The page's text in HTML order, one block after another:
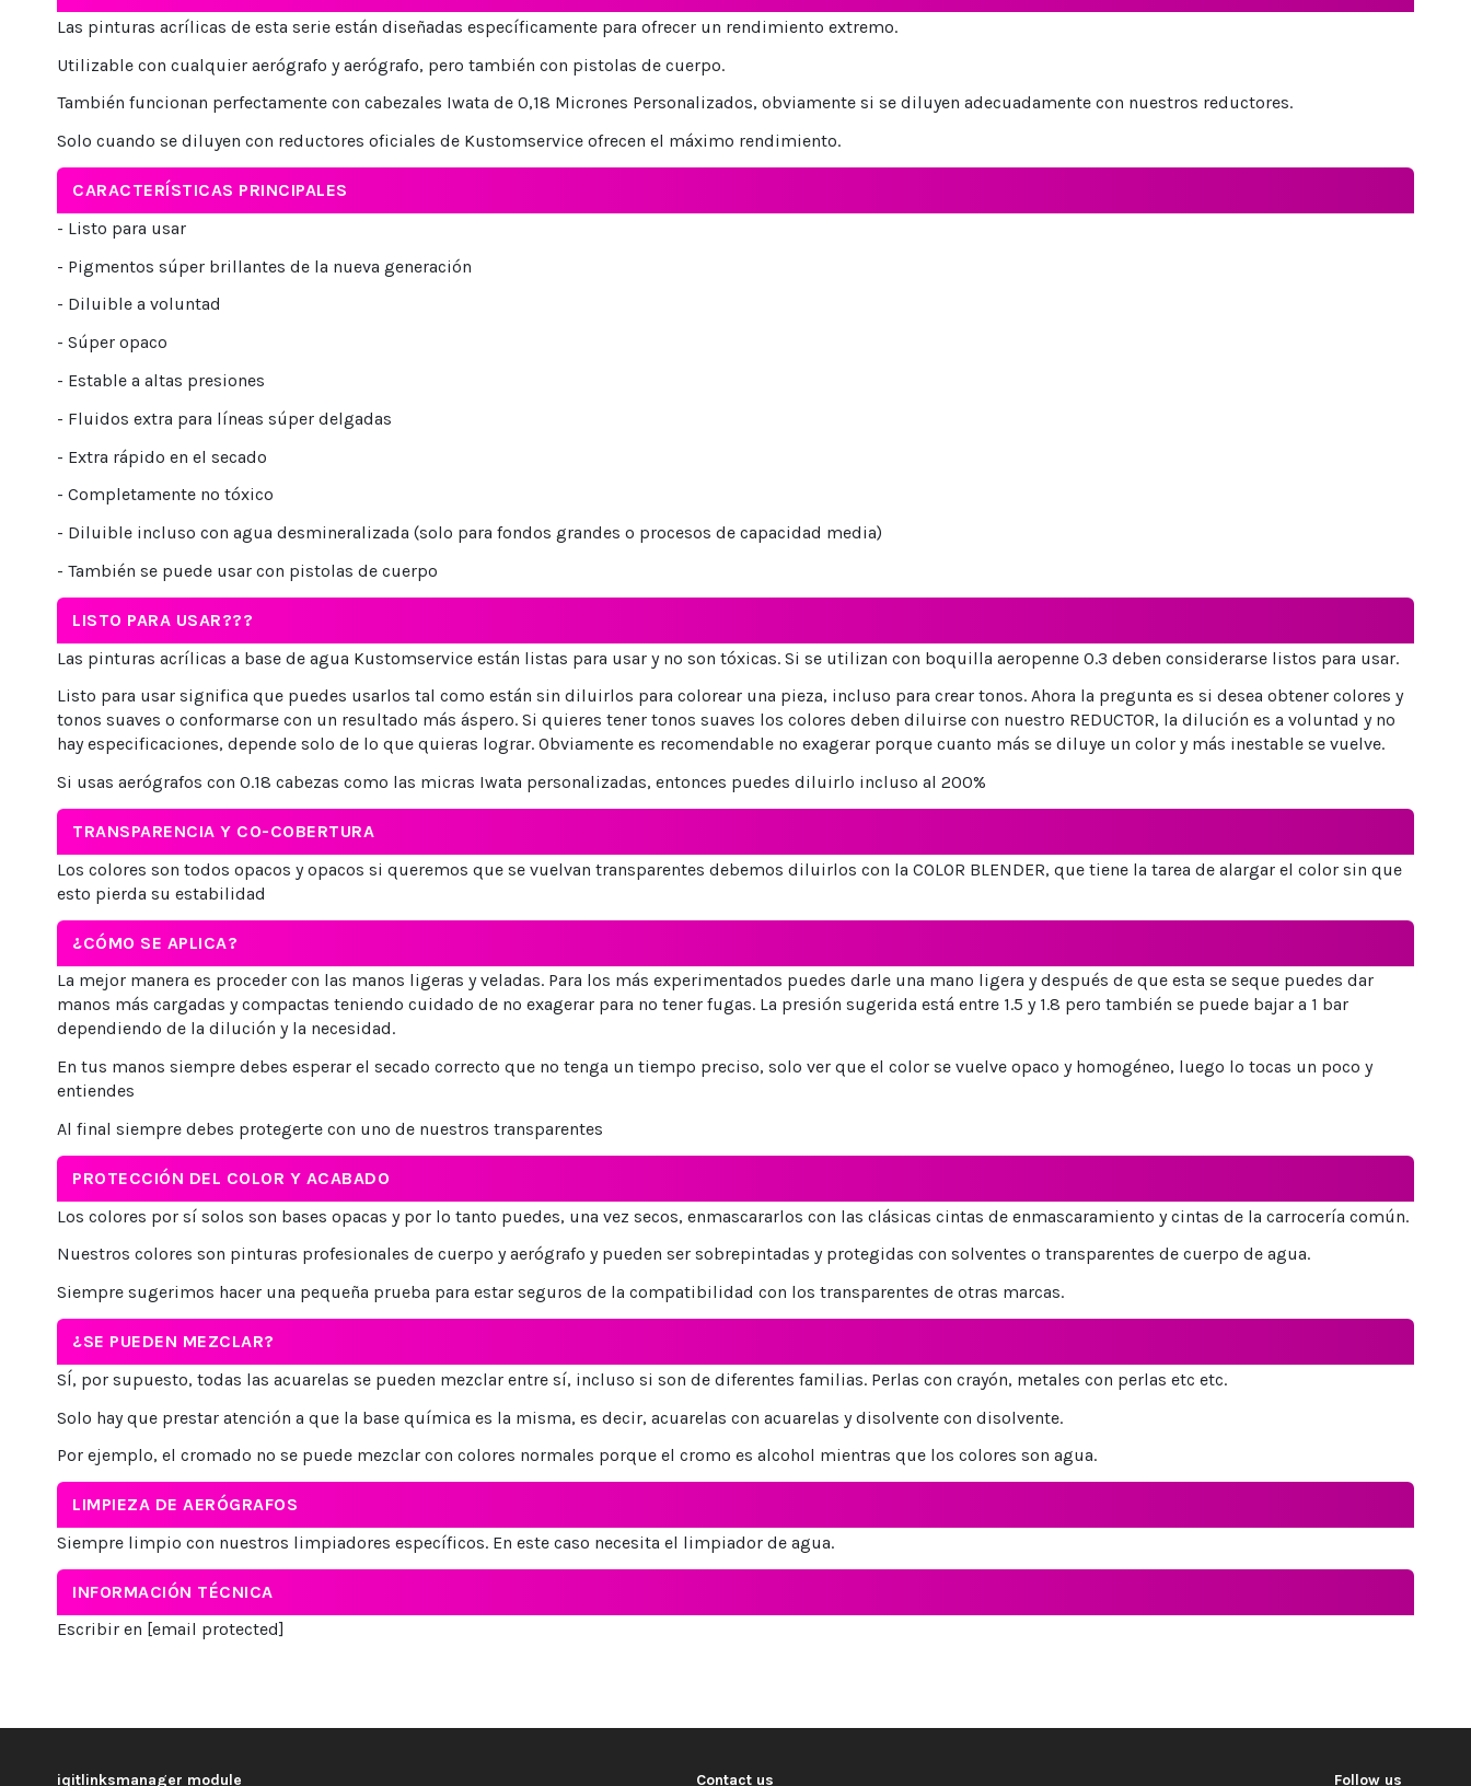
Las pinturas acrílicas de esta serie están diseñadas específicamente para ofrecer un rendimiento extremo.
Utilizable con cualquier aerógrafo y aerógrafo, pero también con pistolas de cuerpo.
También funcionan perfectamente con cabezales Iwata de 0,18 Micrones Personalizados, obviamente si se diluyen adecuadamente con nuestros reductores.
Solo cuando se diluyen con reductores oficiales de Kustomservice ofrecen el máximo rendimiento.
CARACTERÍSTICAS PRINCIPALES
- Listo para usar
- Pigmentos súper brillantes de la nueva generación
- Diluible a voluntad
- Súper opaco
- Estable a altas presiones
- Fluidos extra para líneas súper delgadas
- Extra rápido en el secado
- Completamente no tóxico
- Diluible incluso con agua desmineralizada (solo para fondos grandes o procesos de capacidad media)
- También se puede usar con pistolas de cuerpo
LISTO PARA USAR???
Las pinturas acrílicas a base de agua Kustomservice están listas para usar y no son tóxicas. Si se utilizan con boquilla aeropenne 0.3 deben considerarse listos para usar.
Listo para usar significa que puedes usarlos tal como están sin diluirlos para colorear una pieza, incluso para crear tonos. Ahora la pregunta es si desea obtener colores y
tonos suaves o conformarse con un resultado más áspero. Si quieres tener tonos suaves los colores deben diluirse con nuestro REDUCTOR, la dilución es a voluntad y no
hay especificaciones, depende solo de lo que quieras lograr. Obviamente es recomendable no exagerar porque cuanto más se diluye un color y más inestable se vuelve.
Si usas aerógrafos con 0.18 cabezas como las micras Iwata personalizadas, entonces puedes diluirlo incluso al 200%
TRANSPARENCIA Y CO-COBERTURA
Los colores son todos opacos y opacos si queremos que se vuelvan transparentes debemos diluirlos con la COLOR BLENDER, que tiene la tarea de alargar el color sin que
esto pierda su estabilidad
¿CÓMO SE APLICA?
La mejor manera es proceder con las manos ligeras y veladas. Para los más experimentados puedes darle una mano ligera y después de que esta se seque puedes dar
manos más cargadas y compactas teniendo cuidado de no exagerar para no tener fugas. La presión sugerida está entre 1.5 y 1.8 pero también se puede bajar a 1 bar
dependiendo de la dilución y la necesidad.
En tus manos siempre debes esperar el secado correcto que no tenga un tiempo preciso, solo ver que el color se vuelve opaco y homogéneo, luego lo tocas un poco y
entiendes
Al final siempre debes protegerte con uno de nuestros transparentes
PROTECCIÓN DEL COLOR Y ACABADO
Los colores por sí solos son bases opacas y por lo tanto puedes, una vez secos, enmascararlos con las clásicas cintas de enmascaramiento y cintas de la carrocería común.
Nuestros colores son pinturas profesionales de cuerpo y aerógrafo y pueden ser sobrepintadas y protegidas con solventes o transparentes de cuerpo de agua.
Siempre sugerimos hacer una pequeña prueba para estar seguros de la compatibilidad con los transparentes de otras marcas.
¿SE PUEDEN MEZCLAR?
SÍ, por supuesto, todas las acuarelas se pueden mezclar entre sí, incluso si son de diferentes familias. Perlas con crayón, metales con perlas etc etc.
Solo hay que prestar atención a que la base química es la misma, es decir, acuarelas con acuarelas y disolvente con disolvente.
Por ejemplo, el cromado no se puede mezclar con colores normales porque el cromo es alcohol mientras que los colores son agua.
LIMPIEZA DE AERÓGRAFOS
Siempre limpio con nuestros limpiadores específicos. En este caso necesita el limpiador de agua.
INFORMACIÓN TÉCNICA
Escribir en [email protected]
iqitlinksmanager module Contact us Follow us